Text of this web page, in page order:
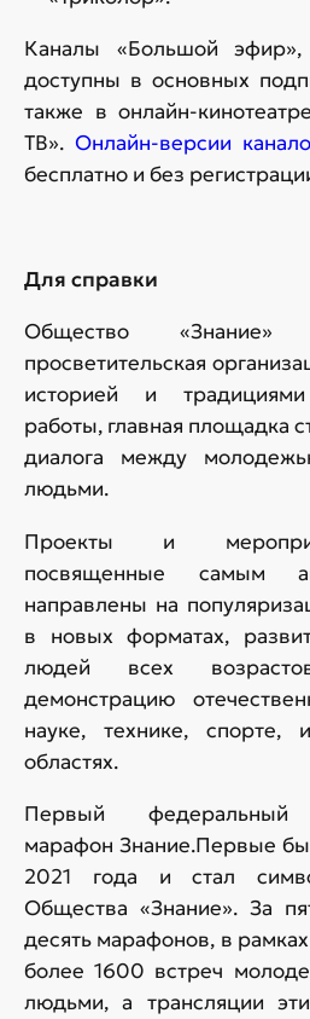
Каналы «Большой
доступны в основных
также в онлайн-
ТВ». Онлайн-версии
бесплатно и без
Для справки
Общество
просветительская
историей и традициями
работы, главная площадка
диалога между
людьми.
Проекты и
посвященные самым
направлены на
в новых форматах,
людей всех
демонстрацию
науке, технике, спорте,
областях.
Первый федеральный
марафон Знание.Первые
2021 года и стал
Общества «Знание». За
десять марафонов, в
более 1600 встреч
людьми, а трансляции